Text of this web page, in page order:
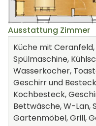
Ausstattung Zimmer
Küche mit
Spülmaschine,
Wasserkocher,
Geschirr und
Kochbesteck,
Bettwäsche, W-Lan,
Gartenmöbel, Grill,